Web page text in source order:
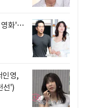
영화'…
영,
선')